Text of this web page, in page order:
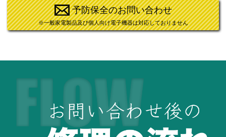
予防保全のお問い合わせ
※一般家電製品及び個人向け電子機器は対応しておりません